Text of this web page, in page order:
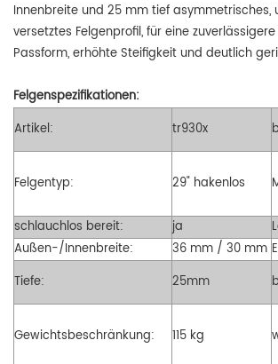
Innenbreite und 25 mm tiefasymmetrisches,
versetztes Felgenprofil, für eine
Passform, erhöhte Steifigkeit und deutlich
Felgenspezifikationen:
Artikel:
tr930x
Felgentyp: 29" hakenlos
schlauchlos bereit: ja
Außen-/Innenbreite:
36 mm / 30 mm
Tiefe:
25mm
Gewichtsbeschränkung: 115 kg